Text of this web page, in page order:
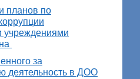
планов по
учреждениями
за
деятельность в ДОО